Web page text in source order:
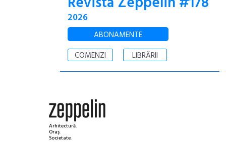
2026
ABONAMENTE
COMENZI
LIBRĂRII
Arhitectură.
Oraș.
Societate.